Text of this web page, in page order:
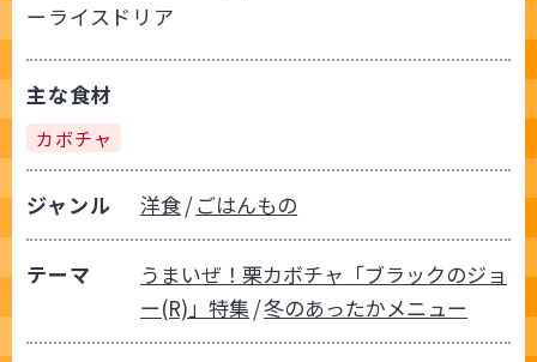
ーライスドリア
主な食材
カボチャ
ジャンル 洋食 ごはんもの
テーマ
うまいぜ！栗カボチャ「ブラックのジョ
ー(R)」特集 冬のあったかメニュー